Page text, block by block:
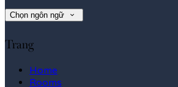
Chọn ngôn ngữ
Trang
Home
Rooms